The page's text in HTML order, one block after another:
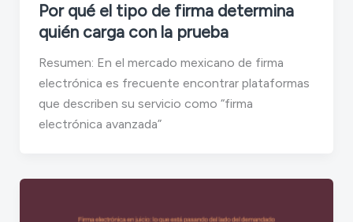
Por qué el tipo de firma determina
quién carga con la prueba
Resumen: En el mercado mexicano de firma
electrónica es frecuente encontrar plataformas
que describen su servicio como “firma
electrónica avanzada”